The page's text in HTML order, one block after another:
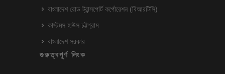
বাংলাদেশ রোড ট্রান্সপোর্ট কর্পোরেশন (বিআরটিসি)
কাস্টমস হাউস চট্টগ্রাম
বাংলাদেশ সরকার
গুরুত্বপূর্ণ লিংক